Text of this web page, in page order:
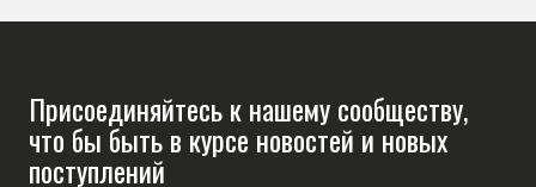
Присоединяйтесь к нашему сообществу,
что бы быть в курсе новостей и новых
поступлений